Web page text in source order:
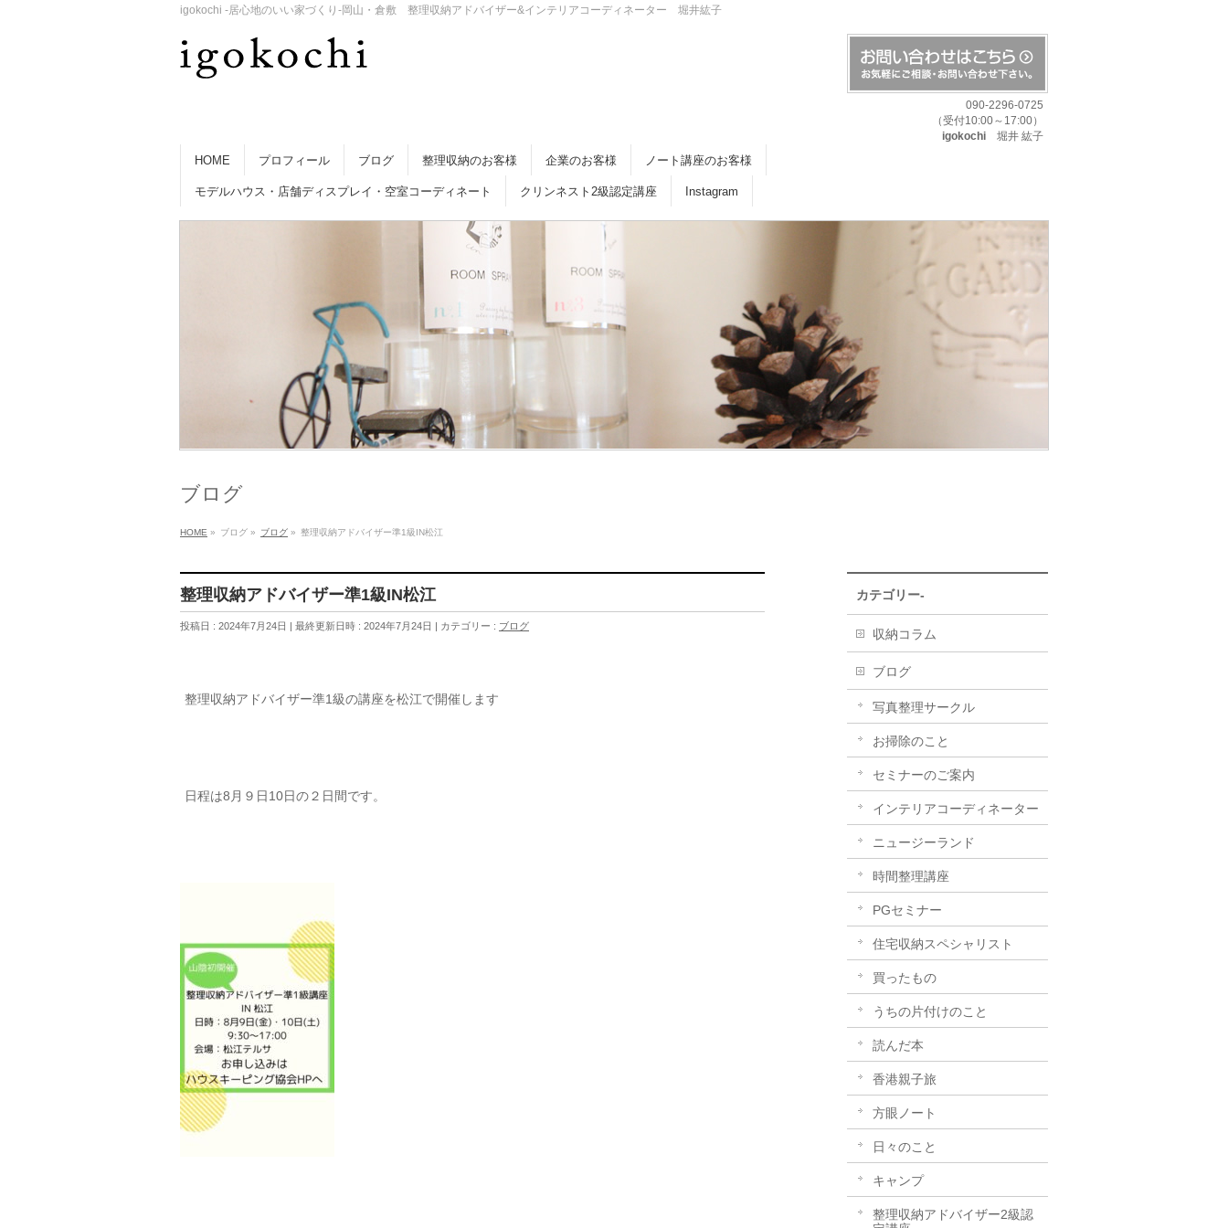
igokochi -居心地のいい家づくり-岡山・倉敷 整理収納アドバイザー&インテリアコーディネーター 堀井紘子
090-2296-0725
（受付10:00～17:00）
igokochi 堀井 紘子
HOME プロフィール ブログ 整理収納のお客様 企業のお客様 ノート講座のお客様
モデルハウス・店舗ディスプレイ・空室コーディネート クリンネスト2級認定講座 Instagram
ブログ
HOME » ブログ » ブログ » 整理収納アドバイザー準1級IN松江
整理収納アドバイザー準1級IN松江
投稿日 : 2024年7月24日 最終更新日時 : 2024年7月24日 カテゴリー : ブログ
整理収納アドバイザー準1級の講座を松江で開催します
日程は8月９日10日の２日間です。
カテゴリー-
収納コラム
ブログ
写真整理サークル
お掃除のこと
セミナーのご案内
インテリアコーディネーター
ニュージーランド
時間整理講座
PGセミナー
住宅収納スペシャリスト
買ったもの
うちの片付けのこと
読んだ本
香港親子旅
方眼ノート
日々のこと
キャンプ
整理収納アドバイザー2級認